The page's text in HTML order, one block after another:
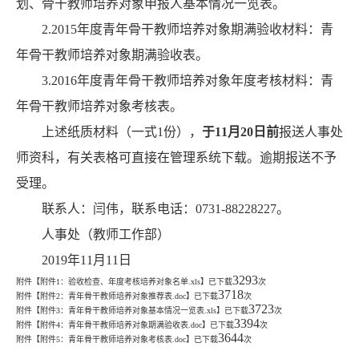
划、骨干教师培养对象申报人基本情况一览表。
2.2015年度青年骨干教师培养对象期满验收材料：青
年骨干教师培养对象期满验收表。
3.2016年度青年骨干教师培养对象年度考核材料：青
年骨干教师培养对象考核表。
上述纸质材料（一式1份）， 于11月20日前报送人事处
师资科，有关表格可直接在管理系统下载。逾期报送不予
受理。
联系人：闫伟，联系电话：0731-88228227。
人事处（教师工作部）
2019年11月11日
附件【 附件1：验收检查、年度考核培养对象名单.xls】已下载3293次
附件【 附件2：青年骨干教师培养对象推荐表.doc】已下载3718次
附件【 附件3：青年骨干教师培养对象基本情况一览表.xls】已下载3723次
附件【 附件4：青年骨干教师培养对象期满验收表.doc】已下载3394次
附件【 附件5：青年骨干教师培养对象考核表.doc】已下载3644次